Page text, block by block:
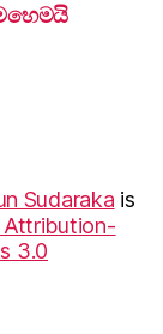
Sudaraka is
Attribution-
3.0